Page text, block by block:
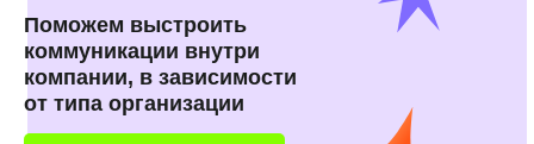
Поможем выстроить
коммуникации внутри
компании, в зависимости
от типа организации